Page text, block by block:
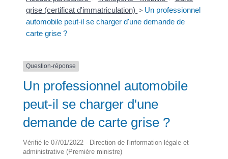
grise (certificat d'immatriculation) > Un professionnel
automobile peut-il se charger d'une demande de
carte grise ?
Question-réponse
Un professionnel automobile
peut-il se charger d'une
demande de carte grise ?
Vérifié le 07/01/2022 - Direction de l'information légale et
administrative (Première ministre)